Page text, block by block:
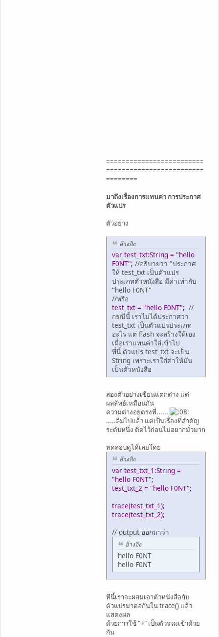
=========================
=========================
========
มาถึงเรื่องการแทนค่า การประกาศ
ตัวแปร
ตัวอย่าง
อ้างอิง
var test_txt:String = "hello
F0NT"; //อธิบายว่า "ประกาศ
ให้ test_txt เป็นตัวแปร
ประเภทตัวหนังสือ มีค่าเท่ากับ
"hello F0NT"
//หรือ
test_txt = "hello F0NT"; //
กรณีนี้ เราไม่ได้ประกาศว่า
test_txt เป็นตัวแปรประเภท
อะไร แต่ flash จะสร้างให้เอง
เมื่อเราแทนค่าใส่เข้าไป
ที่นี้ ตัวแปร test_txt จะเป็น
String เพราะเราใส่ค่าให้มัน
เป็นตัวหนังสือ
สองตัวอย่างเขียนแตกต่าง แต่
ผลลัพธ์เหมือนกัน
ความต่างอยู่ตรงที่......
.....ลืมไปแล้ว แต่เป็นเรื่องที่สำคัญ
ระดับหนึ่ง ติดไว้ก่อนไม่อยากมั่วมาก
ทดสอบดูได้เลยโดย
อ้างอิง
var test_txt_1:String =
"hello F0NT";
test_txt_2 = "hello F0NT";
trace(test_txt_1);
trace(test_txt_2);
// output ออกมาว่า
อ้างอิง
hello F0NT
hello F0NT
ทีนี้เราจะผสมเอาตัวหนังสือกับ
ตัวแปรมาต่อกันใน trace() แล้ว
แสดงผล
ด้วยการใช้ "+" เป็นตัวรวมเข้าด้วย
กัน